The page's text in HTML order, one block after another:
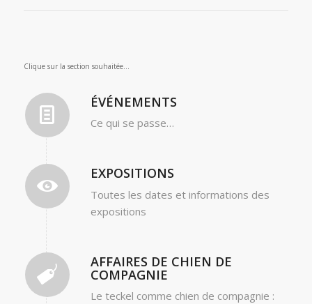
Clique sur la section souhaitée…
ÉVÉNEMENTS
Ce qui se passe…
EXPOSITIONS
Toutes les dates et informations des
expositions
AFFAIRES DE CHIEN DE
COMPAGNIE
Le teckel comme chien de compagnie :